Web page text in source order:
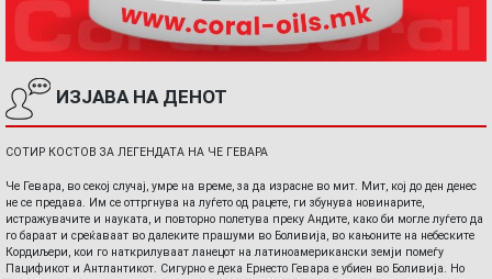
ИЗЈАВА НА ДЕНОТ
СОТИР КОСТОВ ЗА ЛЕГЕНДАТА НА ЧЕ ГЕВАРА
Че Гевара, во секој случај, умре на време, за да израсне во мит. Мит, кој до ден денес
не се предава. Им се оттргнува на луѓето од рацете, ги збунува новинарите,
истражувачите и науката, и повторно полетува преку Андите, како би могле луѓето да
го бараат и среќаваат во далеките прашуми во Боливија, во кањоните на небеските
Кордиљери, кои го наткрилуваат ланецот на латиноамерикански земји помеѓу
Пацификот и Антлантикот. Сигурно е дека Ернесто Гевара е убиен во Боливија. Но